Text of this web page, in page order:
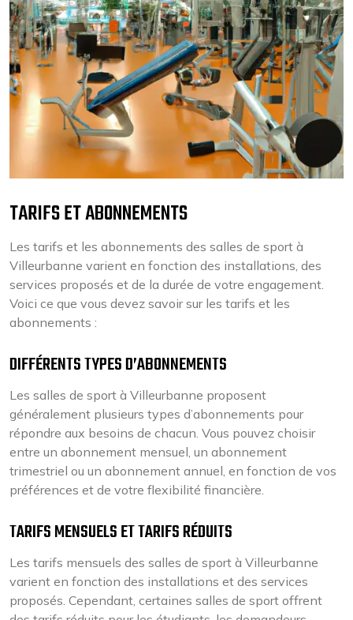
TARIFS ET ABONNEMENTS
Les tarifs et les abonnements des salles de sport à
Villeurbanne varient en fonction des installations, des
services proposés et de la durée de votre engagement.
Voici ce que vous devez savoir sur les tarifs et les
abonnements :
DIFFÉRENTS TYPES D’ABONNEMENTS
Les salles de sport à Villeurbanne proposent
généralement plusieurs types d’abonnements pour
répondre aux besoins de chacun. Vous pouvez choisir
entre un abonnement mensuel, un abonnement
trimestriel ou un abonnement annuel, en fonction de vos
préférences et de votre flexibilité financière.
TARIFS MENSUELS ET TARIFS RÉDUITS
Les tarifs mensuels des salles de sport à Villeurbanne
varient en fonction des installations et des services
proposés. Cependant, certaines salles de sport offrent